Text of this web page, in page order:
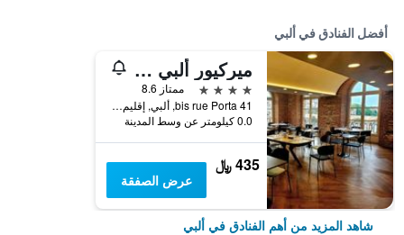
أفضل الفنادق في ألبي
ميركيور ألبي ريف دو تارن
4 نجوم
ممتاز 8.6
41 bis rue Porta, ألبي, إقليم تارن, فرنسا
0.0 كيلومتر عن وسط المدينة
435 ﷼
عرض الصفقة
شاهد المزيد من أهم الفنادق في ألبي